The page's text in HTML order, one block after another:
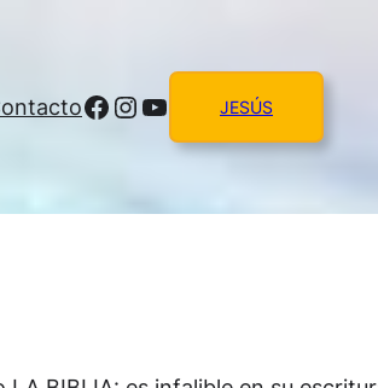
Facebook
Instagram
YouTube
JESÚS